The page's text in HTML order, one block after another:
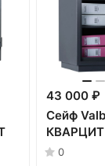
43 000 ₽
Сейф
0